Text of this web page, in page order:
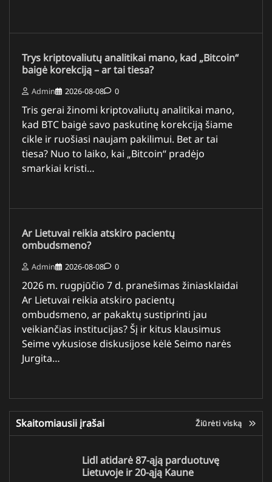
Trys kriptovaliutų analitikai mano, kad „Bitcoin“
baigė korekciją – ar tai tiesa?
Admin 2026-08-08 0
Tris gerai žinomi kriptovaliutų analitikai mano,
kad BTC baigė savo paskutinę korekciją šiame
cikle ir ruošiasi naujam pakilimui. Bet ar tai
tiesa? Nuo to laiko, kai „Bitcoin“ pradėjo
smarkiai kristi…
Ar Lietuvai reikia atskiro pacientų
ombudsmeno?
Admin 2026-08-08 0
2026 m. rugpjūčio 7 d. pranešimas žiniasklaidai
Ar Lietuvai reikia atskiro pacientų
ombudsmeno, ar pakaktų sustiprinti jau
veikiančias institucijas? Šį ir kitus klausimus
Seime vykusiose diskusijose kėlė Seimo narės
Jurgita…
Skaitomiausii įrašai Žiūrėti viską
Lidl atidarė 87-ąją parduotuvę
Lietuvoje ir 20-ąją Kaune